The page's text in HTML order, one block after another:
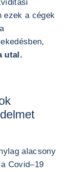
ezek a cégek
utal.
alacsony
Covid–19